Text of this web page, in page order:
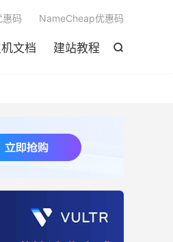

文档 建站教程
惠码 NameCheap优惠码